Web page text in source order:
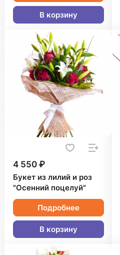
В корзину
4 550 ₽
Букет из лилий и роз
"Осенний поцелуй"
Подробнее
В корзину